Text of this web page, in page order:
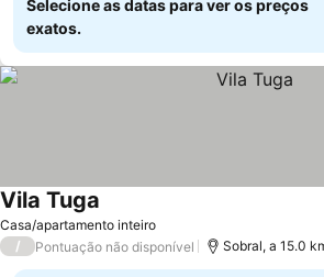
Selecione as datas para ver os preços
exatos.
Casa/apartamento inteiro
Vila Tuga
/ Pontuação não disponível Sobral, a 15.0